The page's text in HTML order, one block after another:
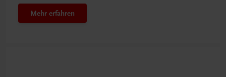
Mehr erfahren